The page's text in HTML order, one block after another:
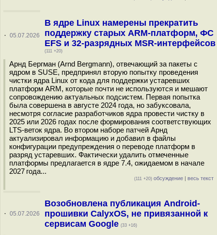
· 05.07.2026
В ядре Linux намерены прекратить
поддержку старых ARM-платформ, ФС
EFS и 32-разрядных MSR-интерфейсов
(111 +20)
Арнд Бергман (Arnd Bergmann), отвечающий за пакеты с
ядром в SUSE, предпринял вторую попытку проведения
чистки ядра Linux от кода для поддержки устаревших
платформ ARM, которые почти не используются и мешают
сопровождению актуальных подсистем. Первая попытка
была совершена в августе 2024 года, но забуксовала,
несмотря согласие разработчиков ядра провести чистку в
2025 или 2026 годах после формирования соответствующих
LTS-веток ядра. Во втором наборе патчей Арнд
актуализировал информацию и добавил в файлы
конфигурации предупреждения о переводе платформ в
разряд устаревших. Фактически удалить отмеченные
платформы предлагается в ядре 7.4, ожидаемом в начале
2027 года...
(111 +20) обсуждение | весь текст
· 05.07.2026
Возобновлена публикация Android-
прошивки CalyxOS, не привязанной к
сервисам Google (33 +16)